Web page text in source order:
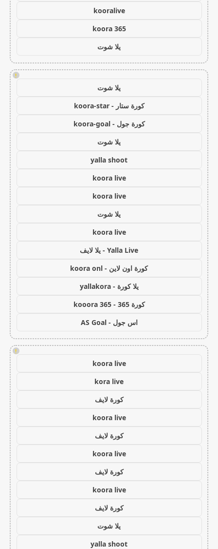
kooralive
koora 365
يلا شوت
!
يلا شوت
كورة ستار - koora-star
كورة جول - koora-goal
يلا شوت
yalla shoot
koora live
koora live
يلا شوت
koora live
Yalla Live - يلا لايف
كورة اون لاين - koora onl
يلا كورة - yallakora
كورة 365 - kooora 365
اس جول - AS Goal
!
koora live
kora live
كورة لايف
koora live
كورة لايف
koora live
كورة لايف
koora live
كورة لايف
يلا شوت
yalla shoot